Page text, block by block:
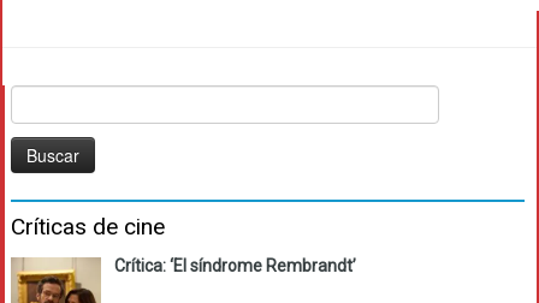
Críticas de cine
Crítica: ‘El síndrome Rembrandt’